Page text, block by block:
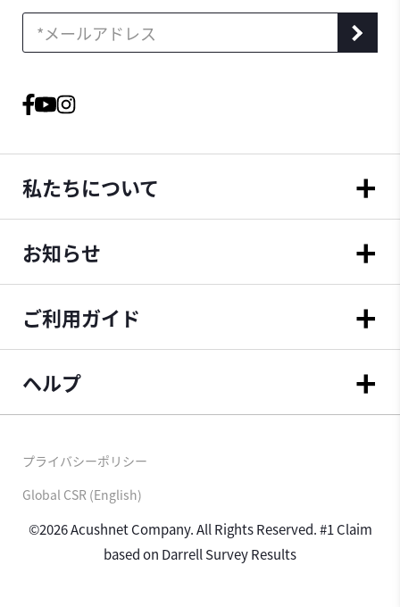
私たちについて
お知らせ
ご利用ガイド
ヘルプ
©2026 Acushnet Company. All Rights Reserved. #1 Claim
based on Darrell Survey Results
プライバシーポリシー
Global CSR (English)